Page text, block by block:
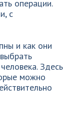
операции.
с
и как они
Здесь
можно